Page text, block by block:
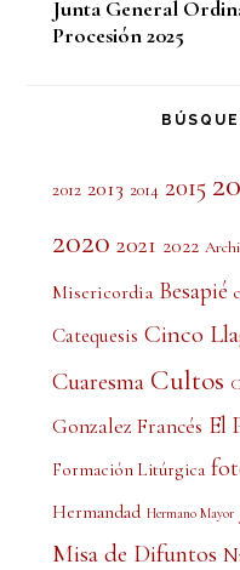
Junta General
Procesión 2025
2012 2013 2014 2015
2020 2021 2022
Misericordia Besapié
Catequesis Cinco
Cuaresma Cultos
Gonzalez Francés El
Formación Litúrgica
Hermandad Hermano Mayor
Misa de Difuntos